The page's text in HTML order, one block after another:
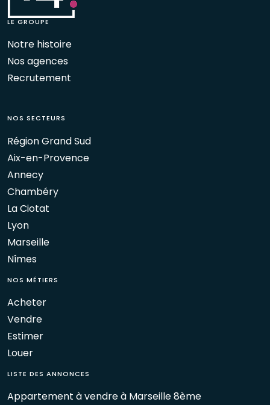
LE GROUPE
Notre histoire
Nos agences
Recrutement
NOS SECTEURS
Région Grand Sud
Aix-en-Provence
Annecy
Chambéry
La Ciotat
Lyon
Marseille
Nîmes
NOS MÉTIERS
Acheter
Vendre
Estimer
Louer
LISTE DES ANNONCES
Appartement à vendre à Marseille 8ème